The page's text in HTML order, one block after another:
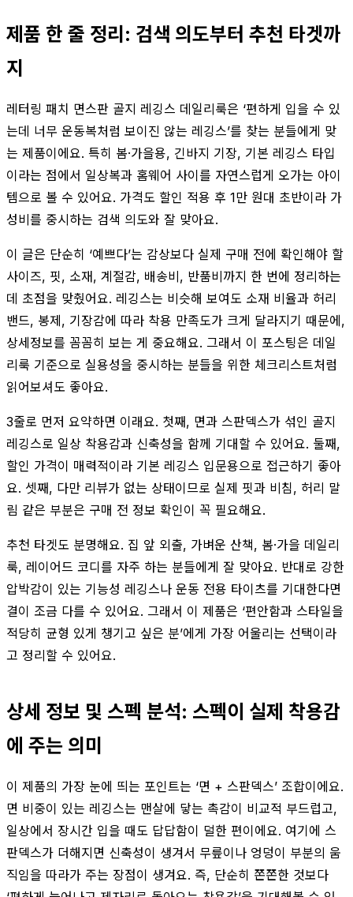
제품 한 줄 정리: 검색 의도부터 추천 타겟까
지
레터링 패치 면스판 골지 레깅스 데일리룩은 ‘편하게 입을 수 있
는데 너무 운동복처럼 보이진 않는 레깅스’를 찾는 분들에게 맞
는 제품이에요. 특히 봄·가을용, 긴바지 기장, 기본 레깅스 타입
이라는 점에서 일상복과 홈웨어 사이를 자연스럽게 오가는 아이
템으로 볼 수 있어요. 가격도 할인 적용 후 1만 원대 초반이라 가
성비를 중시하는 검색 의도와 잘 맞아요.
이 글은 단순히 ‘예쁘다’는 감상보다 실제 구매 전에 확인해야 할
사이즈, 핏, 소재, 계절감, 배송비, 반품비까지 한 번에 정리하는
데 초점을 맞췄어요. 레깅스는 비슷해 보여도 소재 비율과 허리
밴드, 봉제, 기장감에 따라 착용 만족도가 크게 달라지기 때문에,
상세정보를 꼼꼼히 보는 게 중요해요. 그래서 이 포스팅은 데일
리룩 기준으로 실용성을 중시하는 분들을 위한 체크리스트처럼
읽어보셔도 좋아요.
3줄로 먼저 요약하면 이래요. 첫째, 면과 스판덱스가 섞인 골지
레깅스로 일상 착용감과 신축성을 함께 기대할 수 있어요. 둘째,
할인 가격이 매력적이라 기본 레깅스 입문용으로 접근하기 좋아
요. 셋째, 다만 리뷰가 없는 상태이므로 실제 핏과 비침, 허리 말
림 같은 부분은 구매 전 정보 확인이 꼭 필요해요.
추천 타겟도 분명해요. 집 앞 외출, 가벼운 산책, 봄·가을 데일리
룩, 레이어드 코디를 자주 하는 분들에게 잘 맞아요. 반대로 강한
압박감이 있는 기능성 레깅스나 운동 전용 타이츠를 기대한다면
결이 조금 다를 수 있어요. 그래서 이 제품은 ‘편안함과 스타일을
적당히 균형 있게 챙기고 싶은 분’에게 가장 어울리는 선택이라
고 정리할 수 있어요.
상세 정보 및 스펙 분석: 스펙이 실제 착용감
에 주는 의미
이 제품의 가장 눈에 띄는 포인트는 ‘면 + 스판덱스’ 조합이에요.
면 비중이 있는 레깅스는 맨살에 닿는 촉감이 비교적 부드럽고,
일상에서 장시간 입을 때도 답답함이 덜한 편이에요. 여기에 스
판덱스가 더해지면 신축성이 생겨서 무릎이나 엉덩이 부분의 움
직임을 따라가 주는 장점이 생겨요. 즉, 단순히 쫀쫀한 것보다